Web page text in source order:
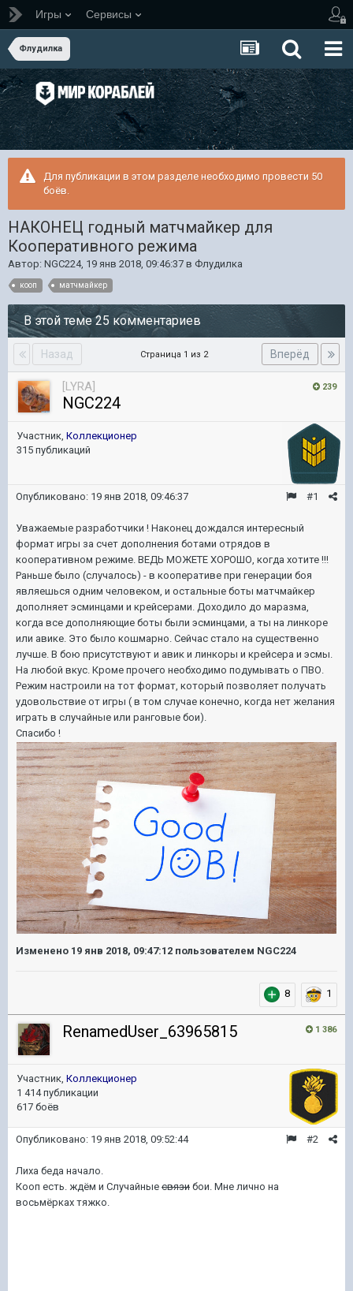
Игры Сервисы
Флудилка
Для публикации в этом разделе необходимо провести 50
боёв.
НАКОНЕЦ годный матчмайкер для
Кооперативного режима
Автор: NGC224, 19 янв 2018, 09:46:37 в Флудилка
кооп матчмайкер
В этой теме 25 комментариев
Назад Вперёд
Страница 1 из 2
239
[LYRA]
NGC224
Участник, Коллекционер
315 публикаций
#1
Опубликовано: 19 янв 2018, 09:46:37
Уважаемые разработчики ! Наконец дождался интересный
формат игры за счет дополнения ботами отрядов в
кооперативном режиме. ВЕДЬ МОЖЕТЕ ХОРОШО, когда хотите !!!
Раньше было (случалось) - в кооперативе при генерации боя
являешься одним человеком, и остальные боты матчмайкер
дополняет эсминцами и крейсерами. Доходило до маразма,
когда все дополняющие боты были эсминцами, а ты на линкоре
или авике. Это было кошмарно. Сейчас стало на существенно
лучше. В бою присутствуют и авик и линкоры и крейсера и эсмы.
На любой вкус. Кроме прочего необходимо подумывать о ПВО.
Режим настроили на тот формат, который позволяет получать
удовольствие от игры ( в том случае конечно, когда нет желания
играть в случайные или ранговые бои).
Спасибо !
Изменено 19 янв 2018, 09:47:12 пользователем NGC224
8 1
1 386
RenamedUser_63965815
Участник, Коллекционер
1 414 публикации
617 боёв
#2
Опубликовано: 19 янв 2018, 09:52:44
Лиха беда начало.
Кооп есть. ждём и Случайные связи бои. Мне лично на
восьмёрках тяжко.